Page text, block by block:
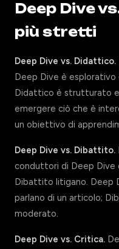
Deep Dive
più stretti
Deep Dive vs. Didattico.
Deep Dive è
Didattico è strutturato
emergere ciò che è
un obiettivo di
Deep Dive vs. Dibattito.
conduttori di Deep Dive
Dibattito litigano. Deep
parlano di un articolo;
moderato.
Deep Dive vs. Critica.